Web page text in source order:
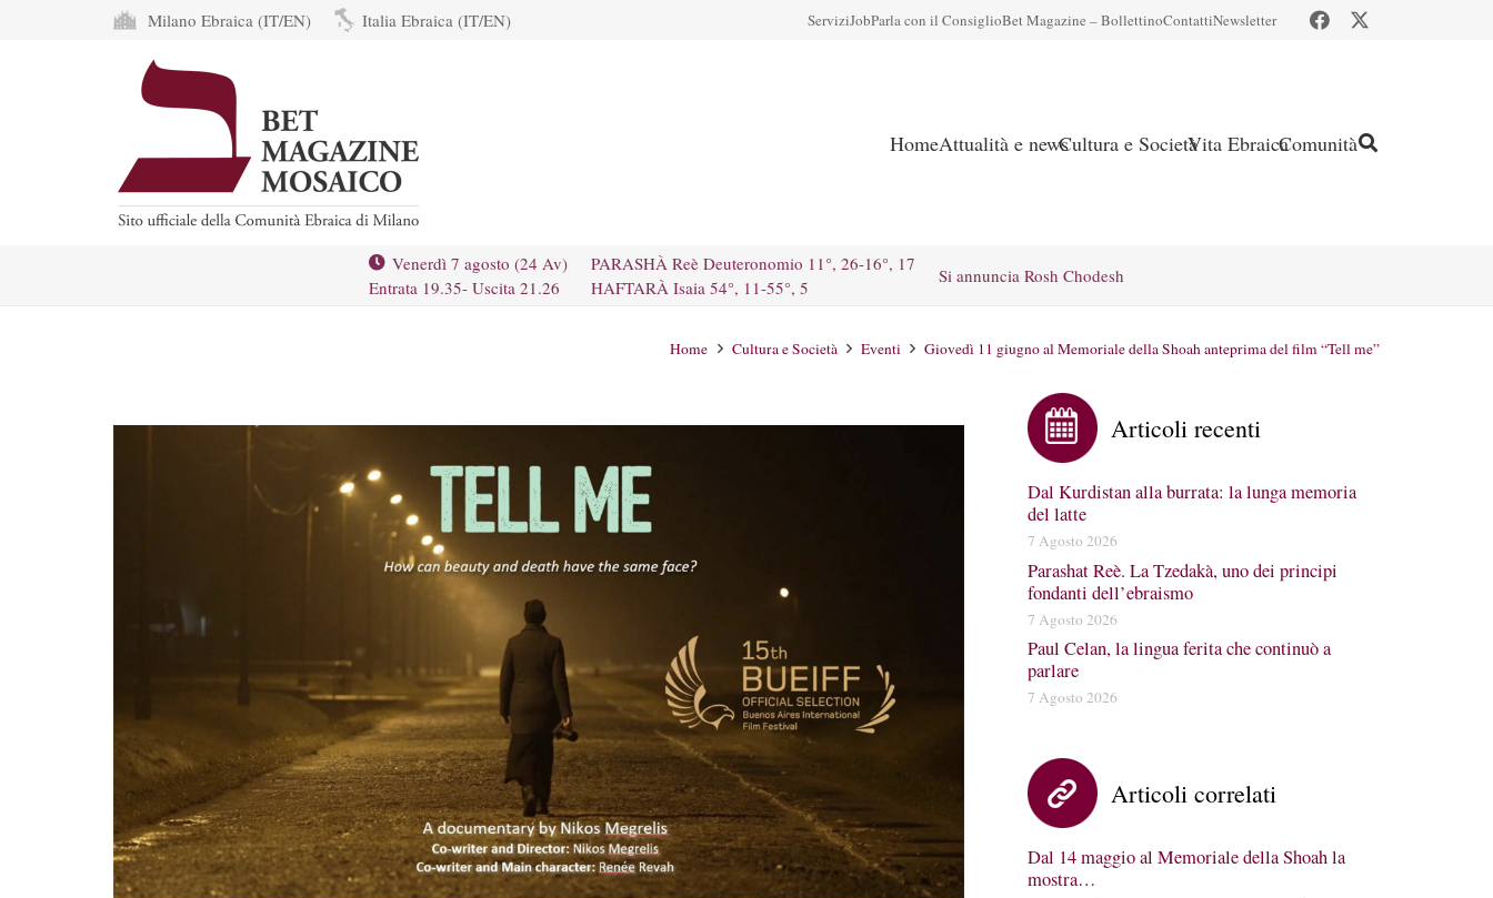
Milano Ebraica (IT/EN) Italia Ebraica (IT/EN) ServiziJobParla con il ConsiglioBet Magazine – BollettinoContattiNewsletter
HomeAttualità e newsCultura e SocietàVita EbraicaComunità
Venerdì 7 agosto (24 Av)
Entrata 19.35- Uscita 21.26
PARASHÀ Reè Deuteronomio 11°, 26-16°, 17
HAFTARÀ Isaia 54°, 11-55°, 5
Si annuncia Rosh Chodesh
Home Cultura e Società Eventi Giovedì 11 giugno al Memoriale della Shoah anteprima del film “Tell me”
Articoli recenti
Dal Kurdistan alla burrata: la lunga memoria
del latte
7 Agosto 2026
Parashat Reè. La Tzedakà, uno dei principi
fondanti dell’ebraismo
7 Agosto 2026
Paul Celan, la lingua ferita che continuò a
parlare
7 Agosto 2026
Articoli correlati
Dal 14 maggio al Memoriale della Shoah la
mostra…